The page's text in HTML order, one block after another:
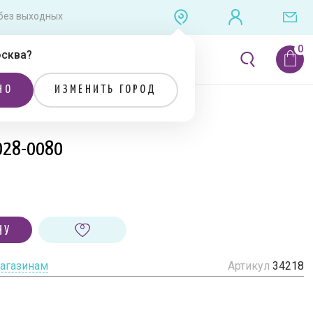
выходных
?
ИЗМЕНИТЬ ГОРОД
ЛИТЕРАТУРА
0080
Артикул 34218